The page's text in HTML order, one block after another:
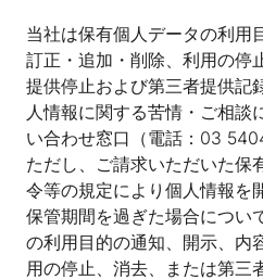
当社は保有個人データの利用
訂正・追加・削除、利用の停
提供停止および第三者提供記
人情報に関する苦情・ご相談
い合わせ窓口（電話：03
ただし、ご請求いただいた保
令等の規定により個人情報を
保管期間を過ぎた場合につい
の利用目的の通知、開示、内
用の停止、消去、または第三